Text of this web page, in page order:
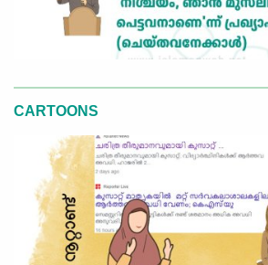
CARTOONS